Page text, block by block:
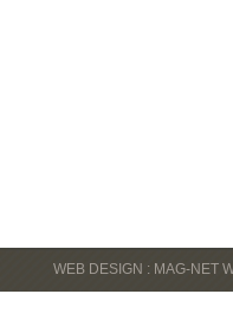
WEB DESIGN : MAG-NET